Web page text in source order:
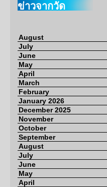
ข่าวจากวัด
August
July
June
May
April
March
February
January 2026
December 2025
November
October
September
August
July
June
May
April